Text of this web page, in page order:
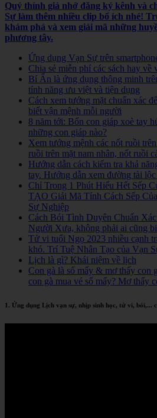
Quý thính giả nhớ đăng ký kênh và
Sự làm thêm nhiều clip bổ ích nhé!
khám phá và xem giải mã những
phương tây.
Ứng dụng Vạn Sự trên
Chia sẻ miễn phí các sách hay về
Bí Ẩn là ứng dụng thông minh
tính năng ưu việt và tiện dụng
Cách xem tướng mặt chuẩn xác
biết vận mệnh mỗi người
8 năm tới: Bốn con giáp xoè tay
những con giáp nào?
Xem tướng mệnh các nốt ruồi
ruồi trên mặt nam nhân, nốt ruồi
Hướng dẫn cách kiểm tra khả
tay. Hướng dẫn xem đường tài
Chỉ Trong 1 Phút Hiểu Hết Sếp
TẠO Giải Mã Tính Cách Sếp
Sự Nghiệp
Cách Bói Tình Duyên Chuẩn
Người Xưa, không phải ai cũng
Tử vi tuổi Ngọ 2023 nhiều cạnh
khó. Trí Tuệ Nhân Tạo của Vạn
Lịch là gì? Khái niệm về lịch
Con gà là số mấy & mơ thấy con
con gà mua vé số mấy? Mơ thấy
1. Ứng dụng Lịch vạn sự, nhịp sinh học, tử vi, bói,...